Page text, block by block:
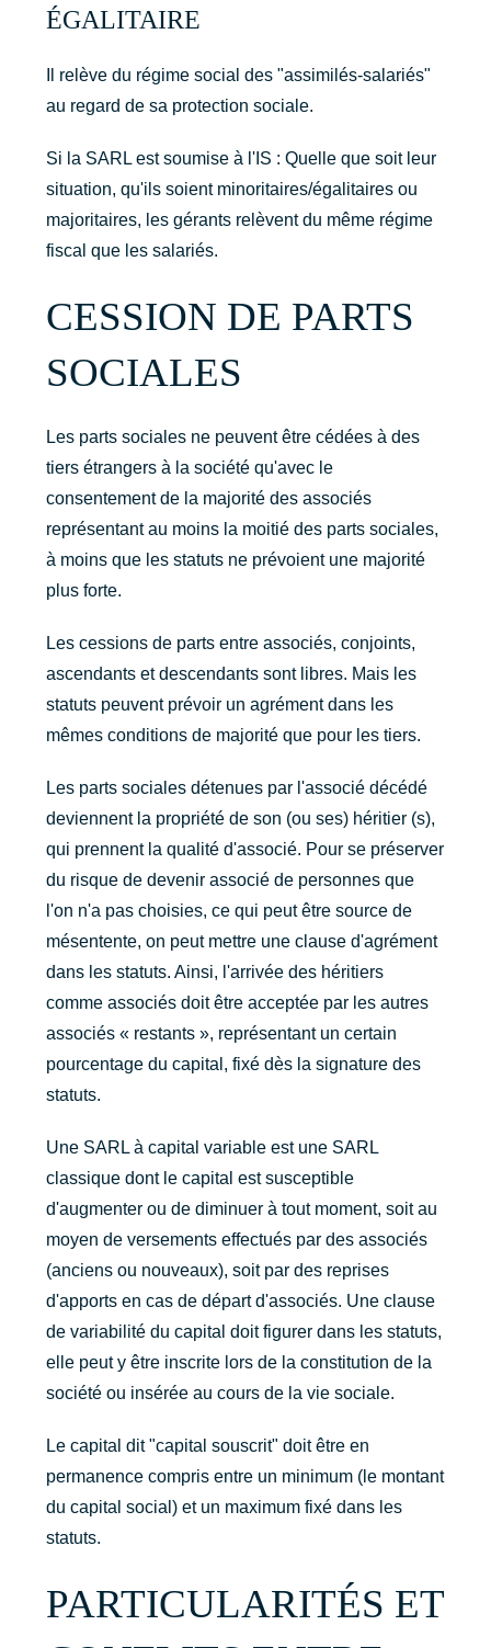
ÉGALITAIRE
Il relève du régime social des "assimilés-salariés"
au regard de sa protection sociale.
Si la SARL est soumise à l'IS : Quelle que soit leur
situation, qu'ils soient minoritaires/égalitaires ou
majoritaires, les gérants relèvent du même régime
fiscal que les salariés.
CESSION DE PARTS
SOCIALES
Les parts sociales ne peuvent être cédées à des
tiers étrangers à la société qu'avec le
consentement de la majorité des associés
représentant au moins la moitié des parts sociales,
à moins que les statuts ne prévoient une majorité
plus forte.
Les cessions de parts entre associés, conjoints,
ascendants et descendants sont libres. Mais les
statuts peuvent prévoir un agrément dans les
mêmes conditions de majorité que pour les tiers.
Les parts sociales détenues par l'associé décédé
deviennent la propriété de son (ou ses) héritier (s),
qui prennent la qualité d'associé. Pour se préserver
du risque de devenir associé de personnes que
l'on n'a pas choisies, ce qui peut être source de
mésentente, on peut mettre une clause d'agrément
dans les statuts. Ainsi, l'arrivée des héritiers
comme associés doit être acceptée par les autres
associés « restants », représentant un certain
pourcentage du capital, fixé dès la signature des
statuts.
Une SARL à capital variable est une SARL
classique dont le capital est susceptible
d'augmenter ou de diminuer à tout moment, soit au
moyen de versements effectués par des associés
(anciens ou nouveaux), soit par des reprises
d'apports en cas de départ d'associés. Une clause
de variabilité du capital doit figurer dans les statuts,
elle peut y être inscrite lors de la constitution de la
société ou insérée au cours de la vie sociale.
Le capital dit "capital souscrit" doit être en
permanence compris entre un minimum (le montant
du capital social) et un maximum fixé dans les
statuts.
PARTICULARITÉS ET